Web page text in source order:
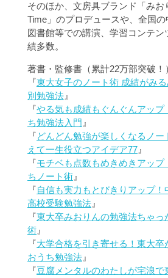
そのほか、文房具ブランド「みお
Time」のプロデュースや、全国の
図書館等での講演、学習コンテン
績多数。
著書・監修書（累計22万部突破！
『東大女子のノート術 成績がみ
別勉強法 』
『やる気も成績もぐんぐんアップ
ち勉強法入門 』
『どんどん勉強が楽しくなるノー
えて一生役立つアイデア77 』
『モチベも点数もめきめきアップ
ちノート術 』
『自信も実力もとびきりアップ！
高校受験勉強法 』
『東大卒みおりんの勉強法ちゃっ
術 』
『大学合格を引き寄せる！東大卒
おうち勉強法 』
『豆腐メンタルのわたしが宅浪で